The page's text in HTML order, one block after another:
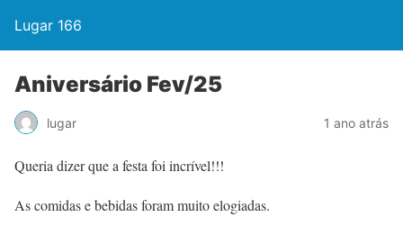
Lugar 166
Aniversário Fev/25
lugar 1 ano atrás
Queria dizer que a festa foi incrível!!!
As comidas e bebidas foram muito elogiadas.